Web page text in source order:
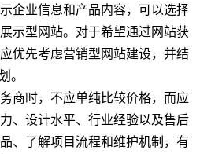
企业信息和产品内容，可以选择
示型网站。对于希望通过网站获
优先考虑营销型网站建设，并结
。
商时，不应单纯比较价格，而应
、设计水平、行业经验以及售后
、了解项目流程和维护机制，有